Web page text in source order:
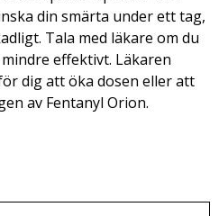
din smärta under ett tag,
Tala med läkare om du
effektivt. Läkaren
dig att öka dosen eller att
av Fentanyl Orion.